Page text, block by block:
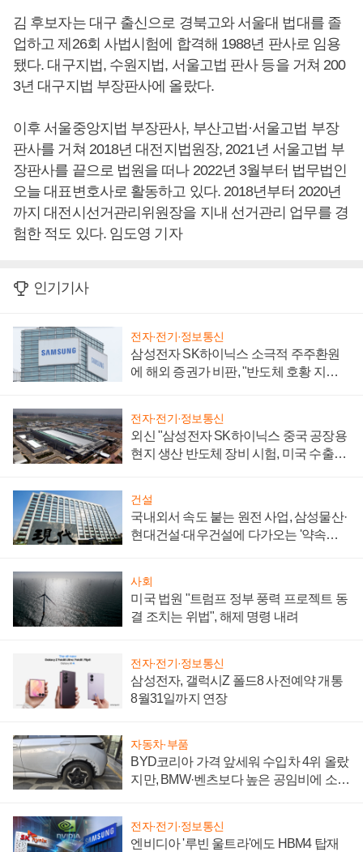
김 후보자는 대구 출신으로 경북고와 서울대 법대를 졸
업하고 제26회 사법시험에 합격해 1988년 판사로 임용
됐다. 대구지법, 수원지법, 서울고법 판사 등을 거쳐 200
3년 대구지법 부장판사에 올랐다.
이후 서울중앙지법 부장판사, 부산고법·서울고법 부장
판사를 거쳐 2018년 대전지법원장, 2021년 서울고법 부
장판사를 끝으로 법원을 떠나 2022년 3월부터 법무법인
오늘 대표변호사로 활동하고 있다. 2018년부터 2020년
까지 대전시선거관리위원장을 지내 선거관리 업무를 경
험한 적도 있다. 임도영 기자
인기기사
전자·전기·정보통신
삼성전자 SK하이닉스 소극적 주주환원
에 해외 증권가 비판, "반도체 호황 지속
전자·전기·정보통신
외신 "삼성전자 SK하이닉스 중국 공장용
현지 생산 반도체 장비 시험, 미국 수출통
건설
국내외서 속도 붙는 원전 사업, 삼성물산·
현대건설·대우건설에 다가오는 '약속의
사회
미국 법원 "트럼프 정부 풍력 프로젝트 동
결 조치는 위법", 해제 명령 내려
전자·전기·정보통신
삼성전자, 갤럭시Z 폴드8 사전예약 개통
8월31일까지 연장
자동차·부품
BYD코리아 가격 앞세워 수입차 4위 올랐
지만, BMW·벤츠보다 높은 공임비에 소비
전자·전기·정보통신
엔비디아 '루빈 울트라'에도 HBM4 탑재